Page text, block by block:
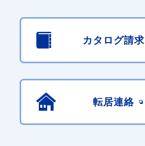
カタログ請求
転居連絡